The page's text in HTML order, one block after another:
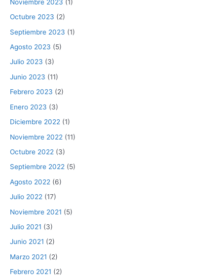
Noviembre 2023 (1)
Octubre 2023 (2)
Septiembre 2023 (1)
Agosto 2023 (5)
Julio 2023 (3)
Junio 2023 (11)
Febrero 2023 (2)
Enero 2023 (3)
Diciembre 2022 (1)
Noviembre 2022 (11)
Octubre 2022 (3)
Septiembre 2022 (5)
Agosto 2022 (6)
Julio 2022 (17)
Noviembre 2021 (5)
Julio 2021 (3)
Junio 2021 (2)
Marzo 2021 (2)
Febrero 2021 (2)